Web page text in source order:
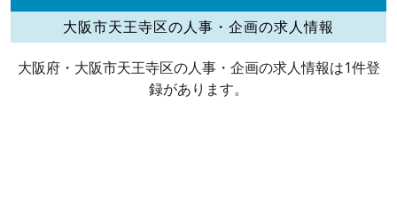
大阪市天王寺区の人事・企画の求人情報
大阪府・大阪市天王寺区の人事・企画の求人情報は1件登
録があります。